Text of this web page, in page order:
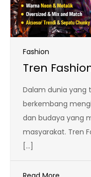
Fashion
Tren
Dalam dunia yang
berkembang
dan budaya yang
masyarakat. Tren
[…]